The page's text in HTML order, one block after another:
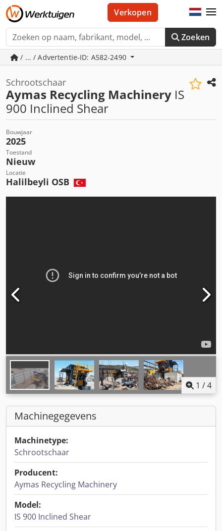
Zoeken
Verkopen
/ ... / Advertentie-ID: A582-2490
Schrootschaar
Aymas Recycling Machinery IS
900 Inclined Shear
Bouwjaar
2025
Toestand
Nieuw
Locatie
Halilbeyli OSB
1 /4
Machinegegevens
Machinetype:
Schrootschaar
Producent:
Aymas Recycling Machinery
Model:
IS 900 Inclined Shear